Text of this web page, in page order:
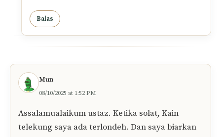
biarkan sbb saya ada pakai anak tudung yg
tutup bawah dagu, ms tu br perasan mcm ada
dagu terbuka sedikit, tp x pasti ada terbuka bwh
dagu ke tidak, lalu sy tutup segera. Ketika
iktidal, saya ragu psl ada terbuka ke tidak
bawah dagu,lama atau tidak aurat terbuka, tp sy
teruskan solat sampai selesai. Solat sy sah ke